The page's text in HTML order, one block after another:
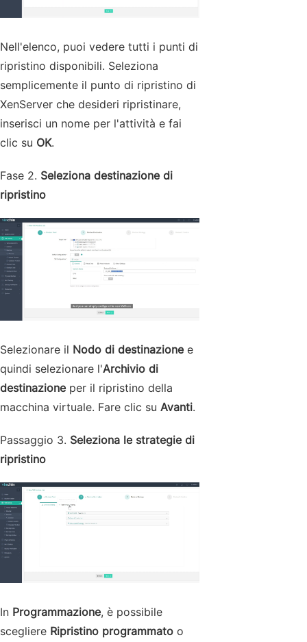
Nell'elenco, puoi vedere tutti i punti di
ripristino disponibili. Seleziona
semplicemente il punto di ripristino di
XenServer che desideri ripristinare,
inserisci un nome per l'attività e fai
clic su OK.
Fase 2. Seleziona destinazione di
ripristino
Selezionare il Nodo di destinazionee
quindi selezionare l'Archivio di
destinazioneper il ripristino della
macchina virtuale. Fare clic su Avanti.
Passaggio 3. Seleziona le strategie di
ripristino
In Programmazione, è possibile
scegliere Ripristino programmato o